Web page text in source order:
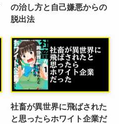
の治し方と自己嫌悪からの
脱出法
社畜が異世界に飛ばされた
と思ったらホワイト企業だ